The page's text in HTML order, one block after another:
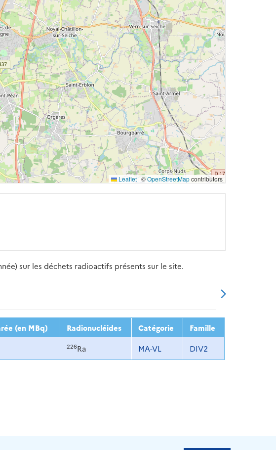
Leaflet | ©OpenStreetMapcontributors
sur les déchets radioactifs présents sur le site.
2020 2021 2022 2023
(en MBq) Radionucléides Catégorie
Famille
226Ra MA-VL DIV2